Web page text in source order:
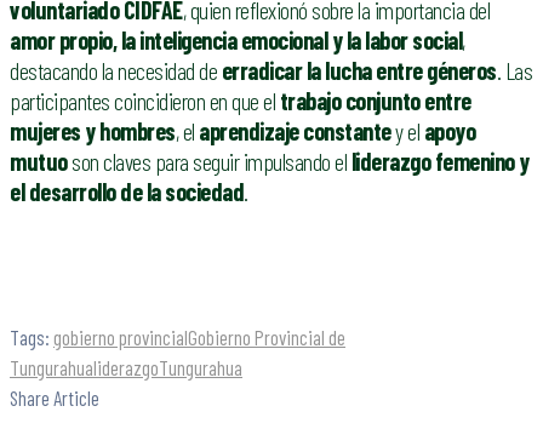
voluntariado CIDFAE, quien reflexionó sobre la importancia del
amor propio, la inteligencia emocional y la labor social,
destacando la necesidad de erradicar la lucha entre géneros. Las
participantes coincidieron en que el trabajo conjunto entre
mujeres y hombres, el aprendizaje constantey el apoyo
mutuoson claves para seguir impulsando el liderazgo femenino y
el desarrollo de la sociedad.
Tags: gobierno provincialGobierno Provincial de
TungurahualiderazgoTungurahua
Share Article